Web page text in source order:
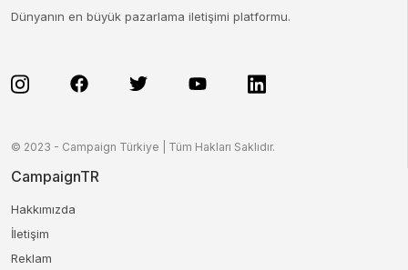
Dünyanın en büyük pazarlama iletişimi platformu.
© 2023 - Campaign Türkiye | Tüm Hakları Saklıdır.
CampaignTR
Hakkımızda
İletişim
Reklam